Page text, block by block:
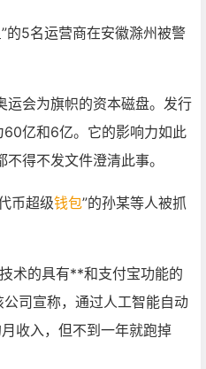
的5名运营商在安徽滁州被警
运会为旗帜的资本磁盘。发行
亿和6亿。它的影响力如此
得不发文件澄清此事。
币超级钱包”的孙某等人被抓
术的具有**和支付宝功能的
司宣称，通过人工智能自动
收入，但不到一年就跑掉